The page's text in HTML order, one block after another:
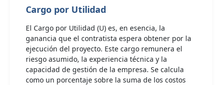
Cargo por Utilidad
El Cargo por Utilidad (U) es, en esencia, la
ganancia que el contratista espera obtener por la
ejecución del proyecto. Este cargo remunera el
riesgo asumido, la experiencia técnica y la
capacidad de gestión de la empresa. Se calcula
como un porcentaje sobre la suma de los costos